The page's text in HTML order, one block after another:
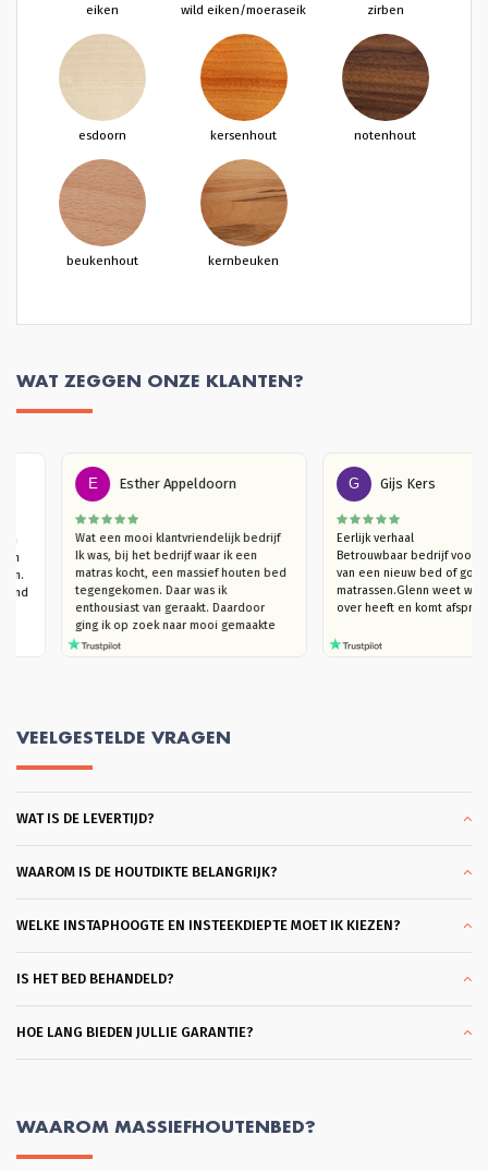
eiken wild eiken/moeraseik zirben
esdoorn kersenhout notenhout
beukenhout kernbeuken
WAT ZEGGEN ONZE KLANTEN?
slaap
een
vind
E Esther Appeldoorn
Wat een mooi klantvriendelijk bedrijf
Ik was, bij het bedrijf waar ik een
matras kocht, een massief houten bed
tegengekomen. Daar was ik
enthousiast van geraakt. Daardoor
ging ik op zoek naar mooi gemaakte
houten bedden (die niet kraken). Ik
te ervaren. Ik trof een heel plezierige
verkoper Glenn die, hoera, je echt de
totdat je helemaal achter je keuze kan
heel mooi bed Bergen. Bodems ook
gebracht konden worden omdat ik al
een matras had. Wat ben ik hier blij
professionele hulp en vriendelijkheid
en klantgerichtheid, eentje die ik
met je mooie bedrijf!
G Gijs Kers
Eerlijk verhaal
Betrouwbaar bedrijf
van een nieuw bed
matrassen.Glenn
over heeft en komt
VEELGESTELDE VRAGEN
WAT IS DE LEVERTIJD?
WAAROM IS DE HOUTDIKTE BELANGRIJK?
WELKE INSTAPHOOGTE EN INSTEEKDIEPTE MOET IK KIEZEN?
IS HET BED BEHANDELD?
HOE LANG BIEDEN JULLIE GARANTIE?
WAAROM MASSIEFHOUTENBED?